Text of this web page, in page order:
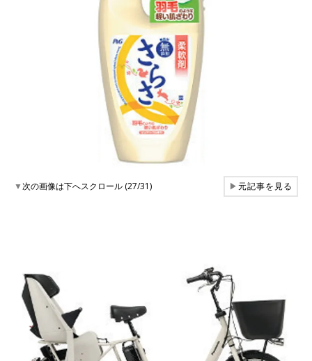
▼次の画像は下へスクロール (27/31) ▶元記事を見る